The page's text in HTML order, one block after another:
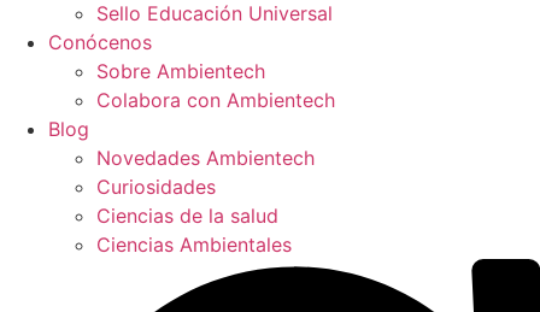
Sello Educación Universal
Conócenos
Sobre Ambientech
Colabora con Ambientech
Blog
Novedades Ambientech
Curiosidades
Ciencias de la salud
Ciencias Ambientales